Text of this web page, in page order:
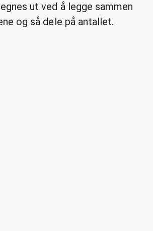
ut ved å legge sammen
og så dele på antallet.